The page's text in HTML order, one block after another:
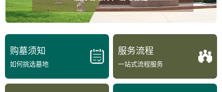
购墓须知
如何挑选墓地
服务流程
一站式流程服务